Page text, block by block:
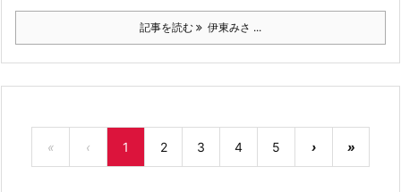
記事を読む 伊東みさ ...
« ‹ 1 2 3 4 5 › »